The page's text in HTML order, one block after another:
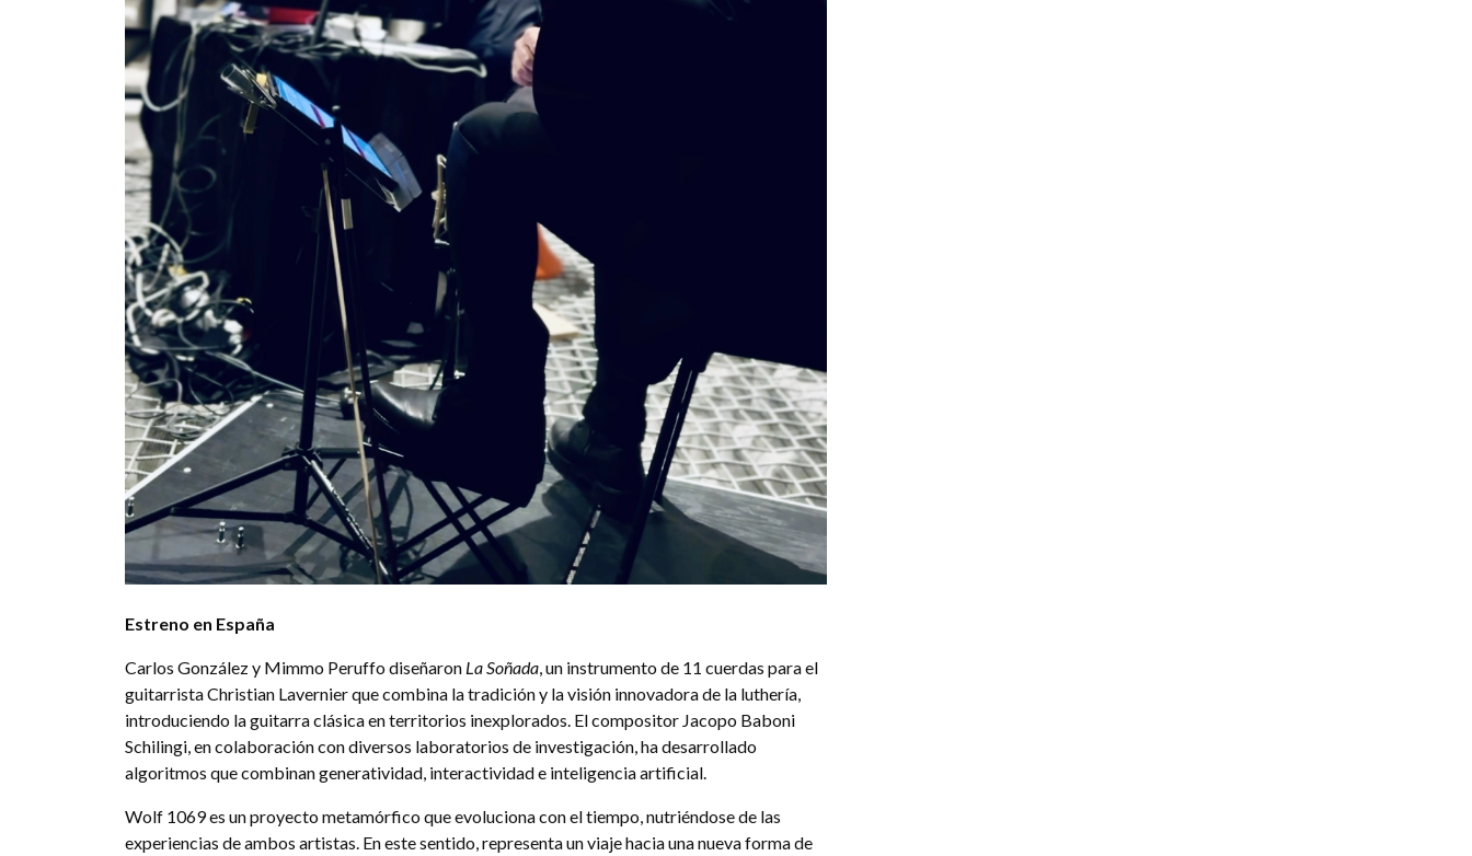
Estreno en España
Carlos González y Mimmo Peruffo diseñaron La Soñada , un instrumento de 11 cuerdas para el
guitarrista Christian Lavernier que combina la tradición y la visión innovadora de la luthería,
introduciendo la guitarra clásica en territorios inexplorados. El compositor Jacopo Baboni
Schilingi, en colaboración con diversos laboratorios de investigación, ha desarrollado
algoritmos que combinan generatividad, interactividad e inteligencia artificial.
Wolf 1069 es un proyecto metamórfico que evoluciona con el tiempo, nutriéndose de las
experiencias de ambos artistas. En este sentido, representa un viaje hacia una nueva forma de